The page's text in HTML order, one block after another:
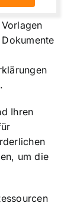
Ihren
um die